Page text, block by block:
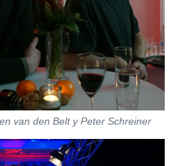
van den Belt y Peter Schreiner